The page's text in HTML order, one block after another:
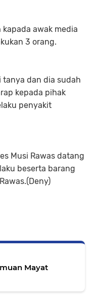
awak media
3 orang.
tanya dan dia sudah
kepada pihak
penyakit
Musi Rawas datang
beserta barang
Mayat